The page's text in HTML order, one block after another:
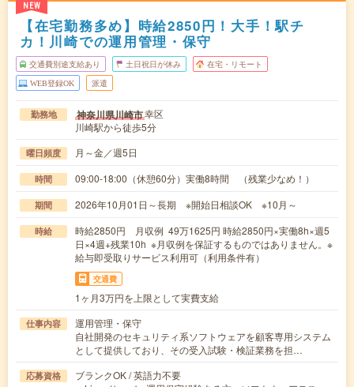
NEW
【在宅勤務多め】時給2850円！大手！駅チ
カ！川崎での運用管理・保守
交通費別途支給あり 土日祝日が休み 在宅・リモート
WEB登録OK 派遣
勤務地 神奈川県川崎市幸区
川崎駅から徒歩5分
曜日頻度 月～金／週5日
時間 09:00-18:00（休憩60分）実働8時間 （残業少なめ！）
期間 2026年10月01日～長期 ※開始日相談OK ※10月～
時給
時給2850円 月収例 49万1625円 時給2850円×実働8h×週5
日×4週+残業10h ※月収例を保証するものではありません。※
給与即受取りサービス利用可（利用条件有）
交通費
1ヶ月3万円を上限として実費支給
仕事内容
運用管理・保守
自社開発のセキュリティ系ソフトウェアを顧客専用システム
として提供しており、その受入試験・検証業務を担…
応募資格
ブランクOK / 英語力不要